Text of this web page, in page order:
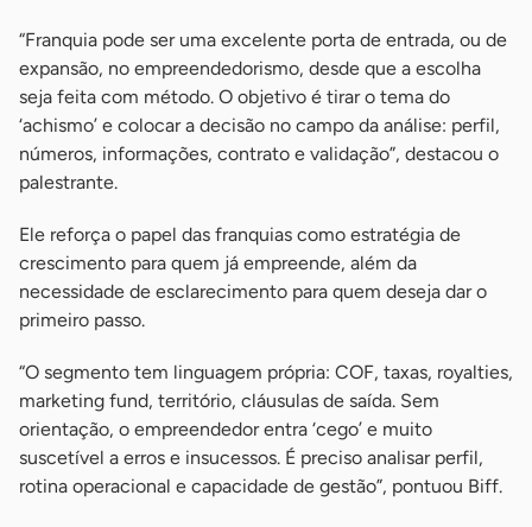
“Franquia pode ser uma excelente porta de entrada, ou de
expansão, no empreendedorismo, desde que a escolha
seja feita com método. O objetivo é tirar o tema do
‘achismo’ e colocar a decisão no campo da análise: perfil,
números, informações, contrato e validação”, destacou o
palestrante.
Ele reforça o papel das franquias como estratégia de
crescimento para quem já empreende, além da
necessidade de esclarecimento para quem deseja dar o
primeiro passo.
“O segmento tem linguagem própria: COF, taxas, royalties,
marketing fund, território, cláusulas de saída. Sem
orientação, o empreendedor entra ‘cego’ e muito
suscetível a erros e insucessos. É preciso analisar perfil,
rotina operacional e capacidade de gestão”, pontuou Biff.